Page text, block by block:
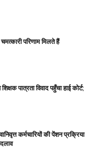
परिणाम मिलते हैं
पात्रता विवाद पहुँचा हाई कोर्ट;
कर्मचारियों की पेंशन प्रक्रिया